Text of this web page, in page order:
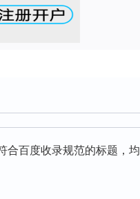
合百度收录规范的标题，均